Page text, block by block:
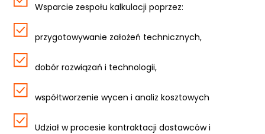
Wsparcie zespołu kalkulacji poprzez:
przygotowywanie założeń technicznych,
dobór rozwiązań i technologii,
współtworzenie wycen i analiz kosztowych
Udział w procesie kontraktacji dostawców i